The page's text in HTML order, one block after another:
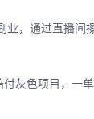
业，通过直播间
付灰色项目，一